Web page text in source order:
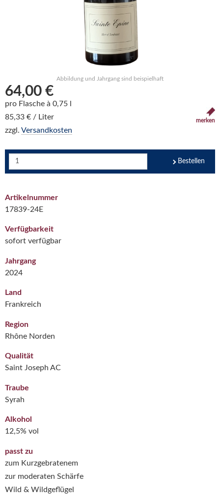
Abbildung und Jahrgang sind beispielhaft
64,00 €
pro Flasche à 0,75 l
85,33 € / Liter
zzgl. Versandkosten
merken
Bestellen
Artikelnummer
17839-24E
Verfügbarkeit
sofort verfügbar
Jahrgang
2024
Land
Frankreich
Region
Rhône Norden
Qualität
Saint Joseph AC
Traube
Syrah
Alkohol
12,5% vol
passt zu
zum Kurzgebratenem
zur moderaten Schärfe
Wild & Wildgeflügel